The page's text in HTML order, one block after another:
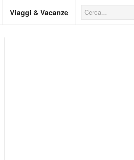
Viaggi & Vacanze